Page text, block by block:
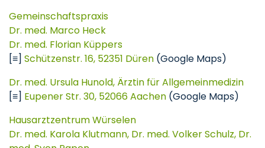
Gemeinschaftspraxis
Dr. med. Marco Heck
Dr. med. Florian Küppers
[≡] Schützenstr. 16, 52351 Düren (Google Maps)
Dr. med. Ursula Hunold, Ärztin für Allgemeinmedizin
[≡] Eupener Str. 30, 52066 Aachen (Google Maps)
Hausarztzentrum Würselen
Dr. med. Karola Klutmann, Dr. med. Volker Schulz, Dr.